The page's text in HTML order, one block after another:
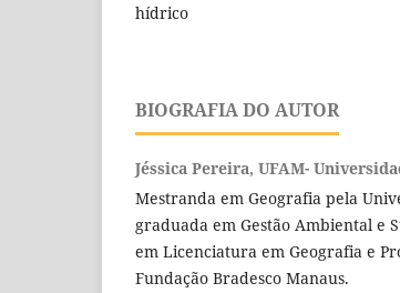
hídrico
BIOGRAFIA DO AUTOR
Jéssica Pereira, UFAM-
Mestranda em Geografia pela
graduada em Gestão Ambiental e
em Licenciatura em Geografia e
Fundação Bradesco Manaus.